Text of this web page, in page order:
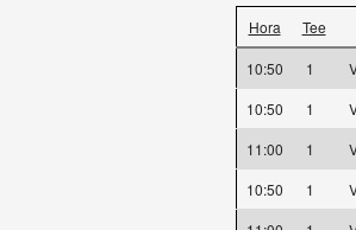
Hora Tee
10:50 1
10:50
1
11:00
1
10:50
1